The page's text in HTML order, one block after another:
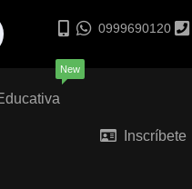
0999690120
New
Inscríbete